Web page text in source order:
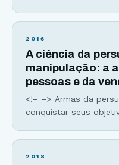
além da escolha
nós, décadas
2016
A ciência da
manipulação: a
pessoas e da
<!– –> Armas da
conquistar seus
em utilizar recursos
2018